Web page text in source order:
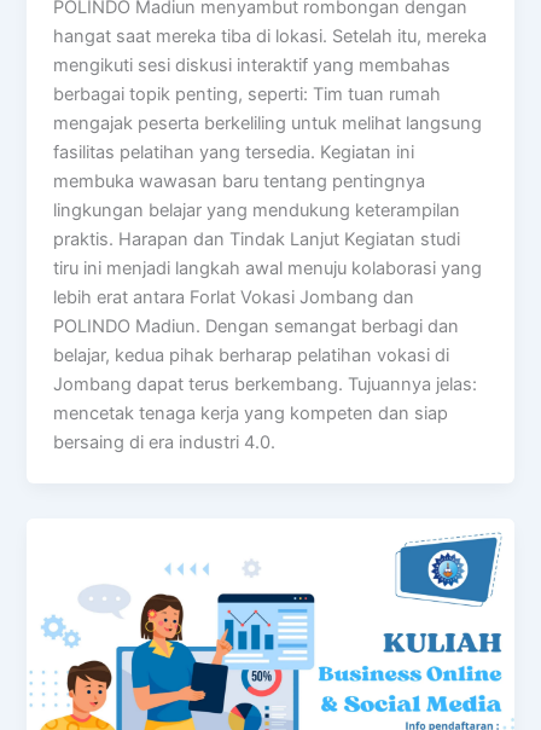
POLINDO Madiun menyambut rombongan dengan
hangat saat mereka tiba di lokasi. Setelah itu, mereka
mengikuti sesi diskusi interaktif yang membahas
berbagai topik penting, seperti: Tim tuan rumah
mengajak peserta berkeliling untuk melihat langsung
fasilitas pelatihan yang tersedia. Kegiatan ini
membuka wawasan baru tentang pentingnya
lingkungan belajar yang mendukung keterampilan
praktis. Harapan dan Tindak Lanjut Kegiatan studi
tiru ini menjadi langkah awal menuju kolaborasi yang
lebih erat antara Forlat Vokasi Jombang dan
POLINDO Madiun. Dengan semangat berbagi dan
belajar, kedua pihak berharap pelatihan vokasi di
Jombang dapat terus berkembang. Tujuannya jelas:
mencetak tenaga kerja yang kompeten dan siap
bersaing di era industri 4.0.